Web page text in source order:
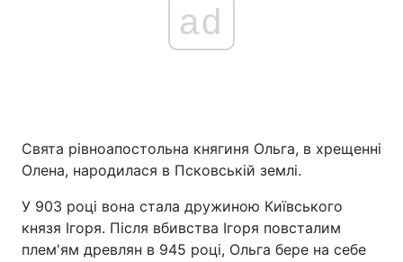
ad
Свята рівноапостольна княгиня Ольга, в хрещенні
Олена, народилася в Псковській землі.
У 903 році вона стала дружиною Київського
князя Ігоря. Після вбивства Ігоря повсталим
плем'ям древлян в 945 році, Ольга бере на себе